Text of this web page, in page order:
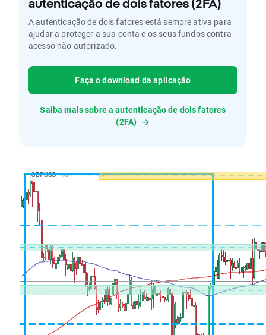
autenticação de dois fatores (2FA)
A autenticação de dois fatores está sempre ativa para
ajudar a proteger a sua conta e os seus fundos contra
acesso não autorizado.
Faça o download da aplicação
Saiba mais sobre a autenticação de dois fatores
(2FA)